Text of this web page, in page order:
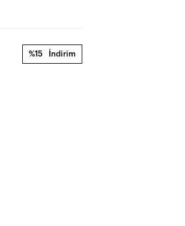
%15 İndirim